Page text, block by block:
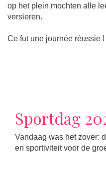
op het plein mochten alle
versieren.
Ce fut une journée réussie !
Sportdag
Vandaag was het zover:
en sportiviteit voor de